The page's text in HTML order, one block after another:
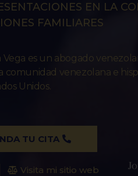
EN LA
FAMILIARES
Vega es un abogado
comunidad venezolana e
Unidos.
TU CITA
Visita mi sitio web